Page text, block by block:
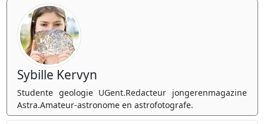
Sybille Kervyn
Studente geologie UGent.Redacteur jongerenmagazine
Astra.Amateur-astronome en astrofotografe.